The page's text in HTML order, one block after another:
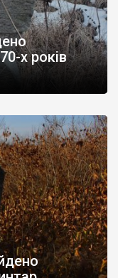
х років